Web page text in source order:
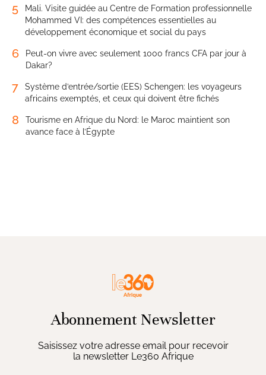
5
Mali. Visite guidée au Centre de Formation professionnelle
Mohammed VI: des compétences essentielles au
développement économique et social du pays
6
Peut-on vivre avec seulement 1000 francs CFA par jour à
Dakar?
7
Système d’entrée/sortie (EES) Schengen: les voyageurs
africains exemptés, et ceux qui doivent être fichés
8
Tourisme en Afrique du Nord: le Maroc maintient son
avance face à l’Égypte
Abonnement Newsletter
Saisissez votre adresse email pour recevoir
la newsletter Le360 Afrique